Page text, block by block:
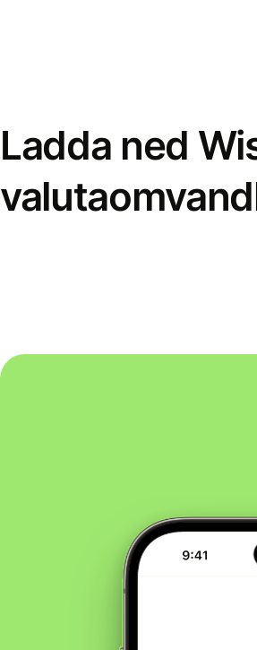
Ladda ned